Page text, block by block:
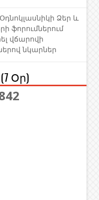
Ձեր և
ֆորումներում
վճարովի
նկարներ
Օր)